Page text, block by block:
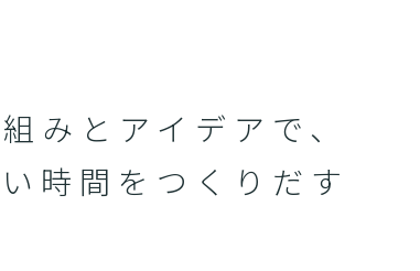
みと アイデアで、
時間をつくりだす